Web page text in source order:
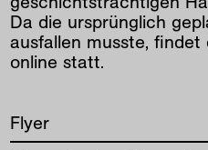
Da die ursprünglich
ausfallen musste,
online statt.
Flyer